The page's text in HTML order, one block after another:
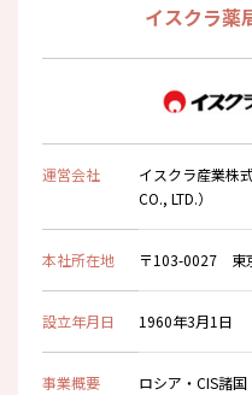
イスクラ薬
運営会社
イスクラ産業株
CO., LTD.）
本社所在地 〒103-0027 東
設立年月日 1960年3月1日
事業概要
ロシア・CIS諸